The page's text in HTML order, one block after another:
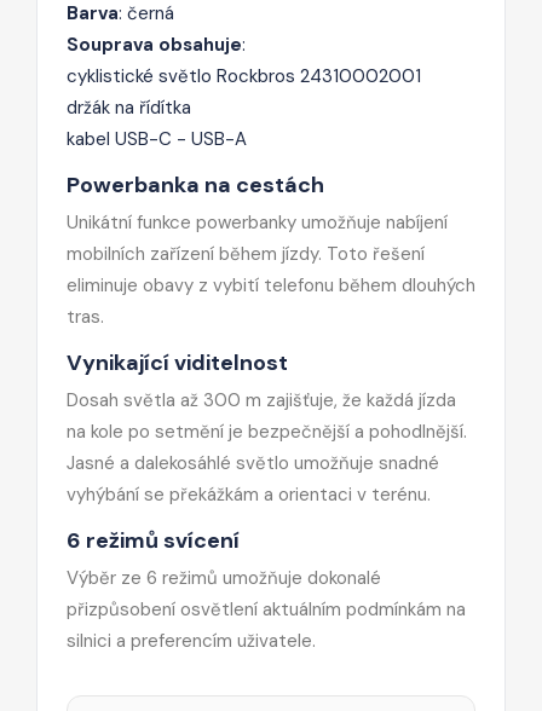
Barva: černá
Souprava obsahuje:
cyklistické světlo Rockbros 24310002001
držák na řídítka
kabel USB-C - USB-A
Powerbanka na cestách
Unikátní funkce powerbanky umožňuje nabíjení
mobilních zařízení během jízdy. Toto řešení
eliminuje obavy z vybití telefonu během dlouhých
tras.
Vynikající viditelnost
Dosah světla až 300 m zajišťuje, že každá jízda
na kole po setmění je bezpečnější a pohodlnější.
Jasné a dalekosáhlé světlo umožňuje snadné
vyhýbání se překážkám a orientaci v terénu.
6 režimů svícení
Výběr ze 6 režimů umožňuje dokonalé
přizpůsobení osvětlení aktuálním podmínkám na
silnici a preferencím uživatele.